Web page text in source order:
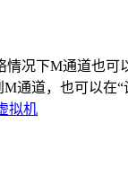
情况下M通道
通道，也可以在
拟机